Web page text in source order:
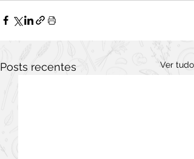
Posts recentes Ver tudo